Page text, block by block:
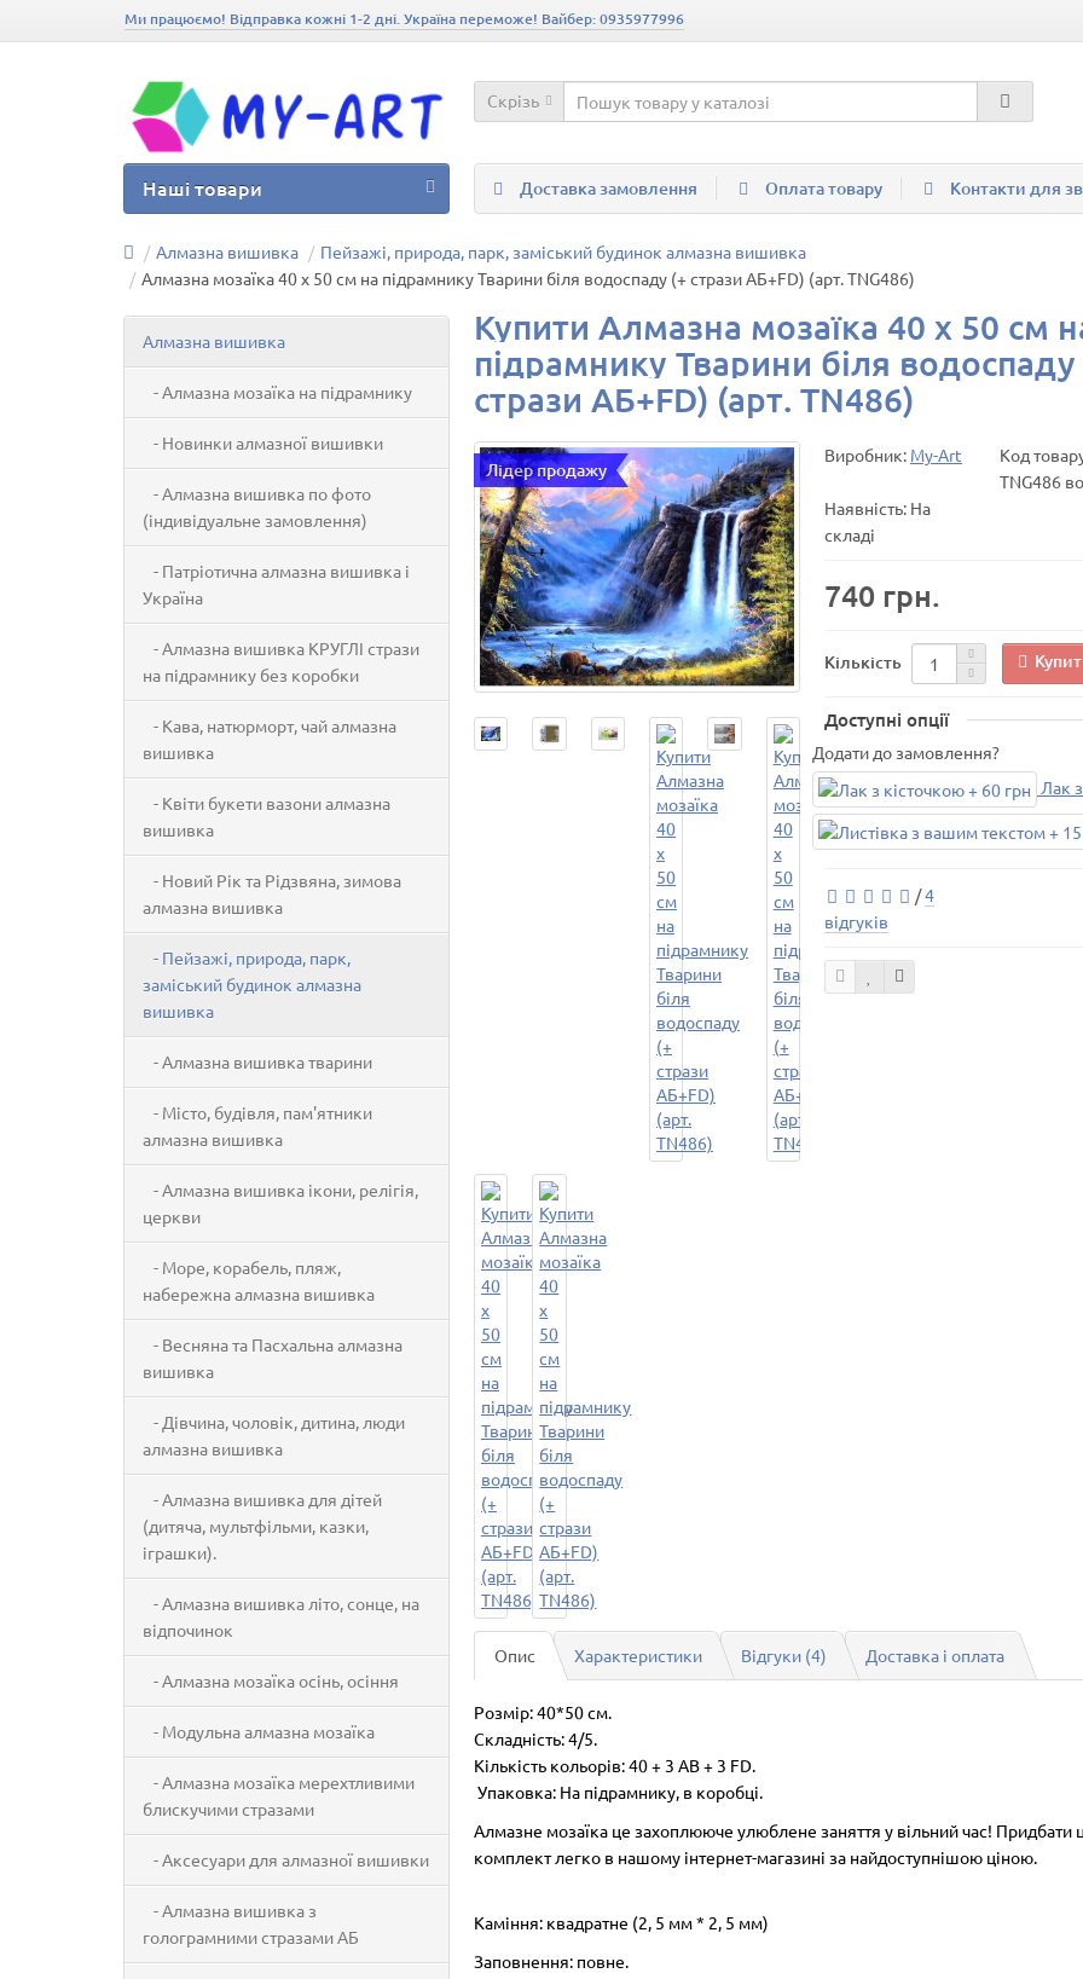
Ми працюємо! Відправка кожні 1-2 дні. Україна переможе! Вайбер: 0935977996
Скрізь
Доставка замовлення Оплата товару Контакти для
Наші товари
Алмазна вишивка
Пейзажі, природа, парк, заміський будинок алмазна вишивка
Алмазна мозаїка 40 х 50 см на підрамнику Тварини біля водоспаду (+ стрази АБ+FD) (арт. TNG486)
Алмазна вишивка
- Алмазна мозаїка на підрамнику
- Новинки алмазної вишивки
- Алмазна вишивка по фото
(індивідуальне замовлення)
- Патріотична алмазна вишивка і
Україна
- Алмазна вишивка КРУГЛІ стрази
на підрамнику без коробки
- Кава, натюрморт, чай алмазна
вишивка
- Квіти букети вазони алмазна
вишивка
- Новий Рік та Рідзвяна, зимова
алмазна вишивка
- Пейзажі, природа, парк,
заміський будинок алмазна
вишивка
- Алмазна вишивка тварини
- Місто, будівля, пам'ятники
алмазна вишивка
- Алмазна вишивка ікони, релігія,
церкви
- Море, корабель, пляж,
набережна алмазна вишивка
- Весняна та Пасхальна алмазна
вишивка
- Дівчина, чоловік, дитина, люди
алмазна вишивка
- Алмазна вишивка для дітей
(дитяча, мультфільми, казки,
іграшки).
- Алмазна вишивка літо, сонце, на
відпочинок
- Алмазна мозаїка осінь, осіння
- Модульна алмазна мозаїка
- Алмазна мозаїка мерехтливими
блискучими стразами
- Аксесуари для алмазної вишивки
- Алмазна вишивка з
голограмними стразами АБ
Купити Алмазна мозаїка 40 х 50 см
підрамнику Тварини біля водоспаду
стрази АБ+FD) (арт. TN486)
Лідер продажу
Виробник: My-Art
Код
TNG486
Наявність: На
складі
740 грн.
Кількість
Доступні опції
Додати до замовлення?
Лак
/4
відгуків
Опис Характеристики Відгуки (4) Доставка і оплата
Розмір: 40*50 см.
Складність: 4/5.
Кількість кольорів:40 + 3 AB + 3 FD.
Упаковка: На підрамнику, в коробці.
Алмазне мозаїка це захоплююче улюблене заняття у вільний час! Придбати
комплект легко в нашому інтернет-магазині за найдоступнішою ціною.
Каміння: квадратне (2, 5 мм * 2, 5 мм)
Заповнення: повне.